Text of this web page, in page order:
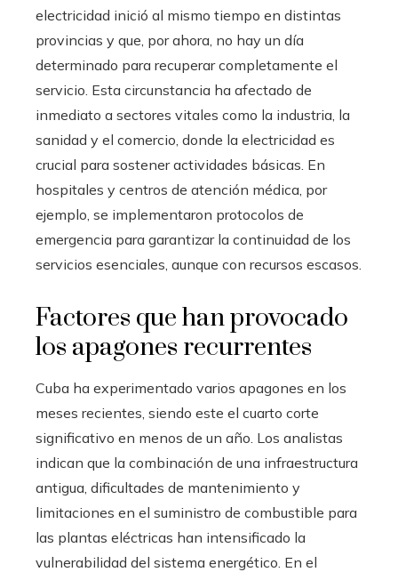
electricidad inició al mismo tiempo en distintas
provincias y que, por ahora, no hay un día
determinado para recuperar completamente el
servicio. Esta circunstancia ha afectado de
inmediato a sectores vitales como la industria, la
sanidad y el comercio, donde la electricidad es
crucial para sostener actividades básicas. En
hospitales y centros de atención médica, por
ejemplo, se implementaron protocolos de
emergencia para garantizar la continuidad de los
servicios esenciales, aunque con recursos escasos.
Factores que han provocado
los apagones recurrentes
Cuba ha experimentado varios apagones en los
meses recientes, siendo este el cuarto corte
significativo en menos de un año. Los analistas
indican que la combinación de una infraestructura
antigua, dificultades de mantenimiento y
limitaciones en el suministro de combustible para
las plantas eléctricas han intensificado la
vulnerabilidad del sistema energético. En el